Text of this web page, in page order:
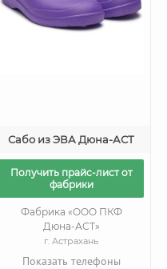
Сабо из ЭВА Дюна-АСТ
Получить прайс-лист от
фабрики
Фабрика «ООО ПКФ
Дюна-АСТ»
г. Астрахань
Показать телефоны